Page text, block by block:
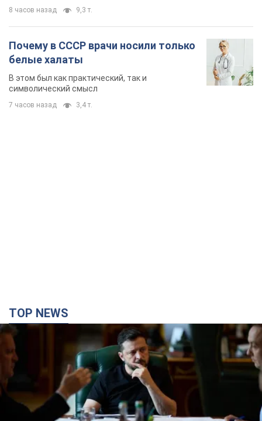
8 часов назад 9,3 т.
Почему в СССР врачи носили только
белые халаты
В этом был как практический, так и
символический смысл
7 часов назад 3,4 т.
TOP NEWS